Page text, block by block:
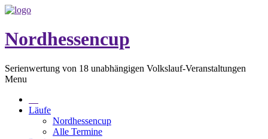
Nordhessencup
Serienwertung von 18 unabhängigen Volkslauf-Veranstaltungen
Menu
Läufe
Nordhessencup
Alle Termine